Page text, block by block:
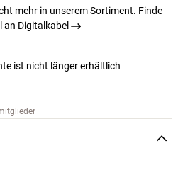
mehr in unserem Sortiment. Finde
an Digitalkabel
ist nicht länger erhältlich